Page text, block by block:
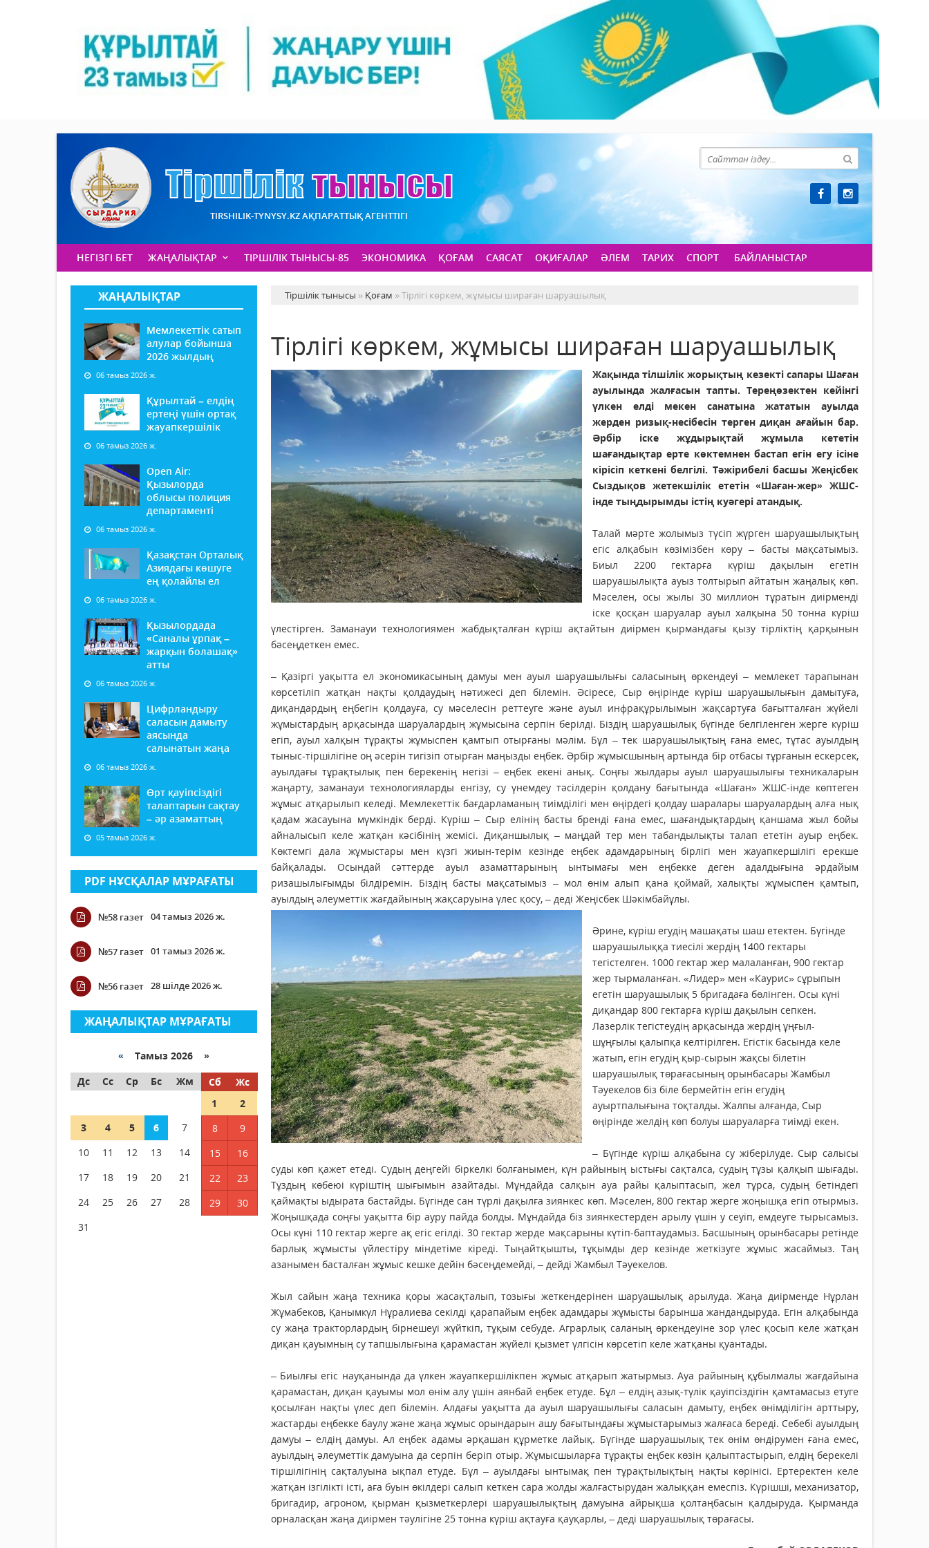
TIRSHILIK-TYNYSY.KZ АҚПАРАТТЫҚ АГЕНТТІГІ
НЕГІЗГІ БЕТ ЖАҢАЛЫҚТАР ТІРШІЛІК ТЫНЫСЫ-85 ЭКОНОМИКА ҚОҒАМ САЯСАТ ОҚИҒАЛАР ӘЛЕМ ТАРИХ СПОРТ БАЙЛАНЫСТАР
ЖАҢАЛЫҚТАР
Мемлекеттік сатып
алулар бойынша
2026 жылдың
06 тамыз 2026 ж.
Құрылтай – елдің
ертеңі үшін ортақ
жауапкершілік
06 тамыз 2026 ж.
Open Air:
Қызылорда
облысы полиция
департаменті
06 тамыз 2026 ж.
Қазақстан Орталық
Азиядағы көшуге
ең қолайлы ел
06 тамыз 2026 ж.
Қызылордада
«Саналы ұрпақ –
жарқын болашақ»
атты
06 тамыз 2026 ж.
Цифрландыру
саласын дамыту
аясында
салынатын жаңа
06 тамыз 2026 ж.
Өрт қауіпсіздігі
талаптарын сақтау
– әр азаматтың
05 тамыз 2026 ж.
PDF НҰСҚАЛАР МҰРАҒАТЫ
№58 газет 04 тамыз 2026 ж.
№57 газет 01 тамыз 2026 ж.
№56 газет 28 шілде 2026 ж.
ЖАҢАЛЫҚТАР МҰРАҒАТЫ
« Тамыз 2026 »
Дс
Сс Ср Бс Жм Сб
Жс
1
2
3
4 5 6 7 8
9
10
11 12 13 14 15
16
17
18 19 20 21 22
23
24
25 26 27 28 29
30
31
Тіршілік тынысы » Қоғам » Тірлігі көркем, жұмысы шираған шаруашылық
Тірлігі көркем, жұмысы шираған шаруашылық
Жақында тілшілік жорықтың кезекті сапары Шаған
ауылында жалғасын тапты. Тереңөзектен кейінгі
үлкен елді мекен санатына жататын ауылда
жерден ризық-несібесін терген диқан ағайын бар.
Әрбір іске жұдырықтай жұмыла кететін
шағандықтар ерте көктемнен бастап егін егу ісіне
кірісіп кеткені белгілі. Тәжірибелі басшы Жеңісбек
Сыздықов жетекшілік ететін «Шаған-жер» ЖШС-
інде тыңдырымды істің куәгері атандық.
Талай мәрте жолымыз түсіп жүрген шаруашылықтың
егіс алқабын көзімізбен көру – басты мақсатымыз.
Биыл 2200 гектарға күріш дақылын егетін
шаруашылықта ауыз толтырып айтатын жаңалық көп.
Мәселен, осы жылы 30 миллион тұратын диірменді
іске қосқан шаруалар ауыл халқына 50 тонна күріш
үлестірген. Заманауи технологиямен жабдықталған күріш ақтайтын диірмен қырмандағы қызу тірліктің қарқынын
бәсеңдеткен емес.
– Қазіргі уақытта ел экономикасының дамуы мен ауыл шаруашылығы саласының өркендеуі – мемлекет тарапынан
көрсетіліп жатқан нақты қолдаудың нәтижесі деп білемін. Әсіресе, Сыр өңірінде күріш шаруашылығын дамытуға,
диқандардың еңбегін қолдауға, су мәселесін реттеуге және ауыл инфрақұрылымын жақсартуға бағытталған жүйелі
жұмыстардың ар­қасында шаруалардың жұмысына серпін берілді. Біздің шаруашылық бүгінде белгіленген жерге күріш
егіп, ауыл халқын тұрақты жұмыспен қамтып отырғаны мәлім. Бұл – тек шаруашылықтың ғана емес, тұтас ауылдың
тыныс-тіршілігіне оң әсерін тигізіп отырған маңызды еңбек. Әрбір жұмысшының артында бір отбасы тұрғанын ескерсек,
ауылдағы тұрақтылық пен берекенің негізі – еңбек екені анық. Соңғы жылдары ауыл шаруашылығы техникаларын
жаңарту, заманауи технологияларды енгізу, су үнемдеу тәсілдерін қолдану бағытында «Шаған» ЖШС-інде көптеген
жұмыс атқарылып келеді. Мемлекеттік бағдарламаның тиімділігі мен өңірдегі қолдау шаралары шаруалардың алға нық
қадам жасауына мүмкіндік берді. Күріш – Сыр елінің басты бренді ғана емес, шағандықтардың қаншама жыл бойы
айналысып келе жатқан кәсібінің жемісі. Диқаншылық – маңдай тер мен табандылықты талап ететін ауыр еңбек.
Көктемгі дала жұмыстары мен күзгі жиын-терім кезінде еңбек адамдарының бірлігі мен жауапкершілігі ерекше
байқалады. Осындай сәттерде ауыл азаматтарының ынтымағы мен еңбекке деген адалдығына әрдайым
ризашылығымды білдіремін. Біздің басты мақсатымыз – мол өнім алып қана қоймай, халықты жұмыспен қамтып,
ауылдың әлеуметтік жағдайының жақсаруына үлес қосу, – деді Жеңісбек Шәкімбайұлы.
Әрине, күріш егудің машақаты шаш етектен. Бүгінде
шаруашылыққа тиесілі жердің 1400 гектары
тегістелген. 1000 гектар жер малаланған, 900 гектар
жер тырмаланған. «Лидер» мен «Каурис» сұрыпын
егетін шаруашылық 5 бригадаға бөлінген. Осы күні
диқандар 800 гектарға күріш дақылын сепкен.
Лазерлік тегістеудің арқасында жердің ұңғыл-
шұңғылы қалыпқа келтірілген. Егістік басында келе
жатып, егін егудің қыр-сырын жақсы білетін
шаруашылық төрағасының орынбасары Жамбыл
Тәуекелов біз біле бермейтін егін егудің
ауыртпалығына тоқталды. Жалпы алғанда, Сыр
өңірінде желдің көп болуы шаруаларға тиімді екен.
– Бүгінде күріш алқабына су жіберілуде. Сыр салысы
суды көп қажет етеді. Судың деңгейі біркелкі болғанымен, күн райының ыстығы сақталса, судың тұзы қалқып шығады.
Тұздың көбеюі күріштің шығымын азайтады. Мұндайда салқын ауа райы қалыптасып, жел тұрса, судың бетіндегі
қаймақты ыдырата бас­тайды. Бүгінде сан түрлі дақылға зиянкес көп. Мәселен, 800 гектар жерге жоңышқа егіп отырмыз.
Жоңышқада соңғы уақытта бір ауру пайда болды. Мұндайда біз зиянкестерден арылу үшін у сеуіп, емдеуге тырысамыз.
Осы күні 110 гектар жерге ақ егіс егілді. 30 гектар жерде мақсарыны күтіп-баптаудамыз. Басшының орынбасары ретінде
барлық жұмысты үйлестіру міндетіме кіреді. Тыңайтқышты, тұқымды дер кезінде жеткізуге жұмыс жасаймыз. Таң
азанымен басталған жұмыс кешке дейін бәсеңдемейді, – дейді Жамбыл Тәуекелов.
Жыл сайын жаңа техника қоры жа­сақталып, тозығы жеткендерінен шар­уашылық арылуда. Жаңа диірменде Нұрлан
Жұмабеков, Қанымкүл Нұралиева секілді қарапайым еңбек адамдары жұмысты барынша жандандыруда. Егін ал­қабында
су жаңа тракторлардың бір­нешеуі жүйткіп, тұқым себуде. Аграр­лық саланың өркендеуіне зор үлес қосып келе жатқан
диқан қауымның су тапшылығына қарамастан жүйелі қызмет үлгісін көрсетіп келе жатқаны қуантады.
– Биылғы егіс науқанында да үлкен жауапкершілікпен жұмыс атқарып жатырмыз. Ауа райының құбылмалы жағдайына
қарамастан, диқан қауымы мол өнім алу үшін аянбай еңбек етуде. Бұл – елдің азық-түлік қауіпсіздігін қамтамасыз етуге
қосылған нақты үлес деп білемін. Алдағы уақытта да ауыл шаруашылығы саласын дамыту, еңбек өнімділігін арттыру,
жастарды еңбекке баулу және жаңа жұмыс орындарын ашу бағытындағы жұмыстарымыз жалғаса береді. Себебі ауылдың
дамуы – елдің дамуы. Ал еңбек адамы әрқашан құрметке лайық. Бүгінде шаруашылық тек өнім өндірумен ғана емес,
ауылдың әлеуметтік дамуына да серпін беріп отыр. Жұмысшыларға тұрақты еңбек көзін қалыптастырып, елдің берекелі
тіршілігінің сақталуына ықпал етуде. Бұл – ауылдағы ынтымақ пен тұрақтылықтың нақты көрінісі. Ертеректен келе
жатқан ізгілікті істі, аға буын өкілдері салып кеткен сара жолды жалғастырудан жалыққан емеспіз. Күрішші, механизатор,
бригадир, агроном, қырман қызметкерлері шаруашылықтың дамуына айрықша қолтаңбасын қалдыруда. Қырманда
орналасқан жаңа диірмен тәулігіне 25 тонна күріш ақтауға қауқарлы, – деді шаруашылық төрағасы.